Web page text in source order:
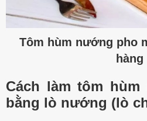
Tôm hùm nướng pho
hàng
Cách làm tôm
bằng lò nướng (lò